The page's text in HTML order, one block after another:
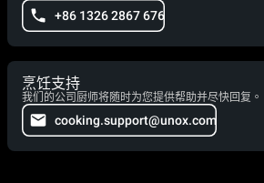
+86 1326 2867 676
烹饪支持
我们的公司厨师将随时为您提供帮助并尽快回复。
cooking.support@unox.com